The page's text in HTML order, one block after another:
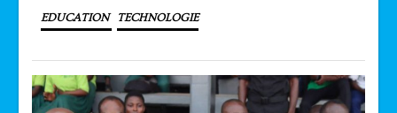
EDUCATION TECHNOLOGIE